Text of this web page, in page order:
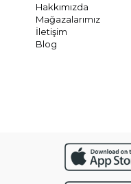
Hakkımızda
Mağazalarımız
İletişim
Blog